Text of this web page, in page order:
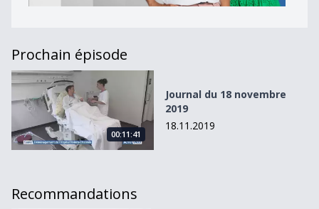
Prochain épisode
Journal du 18 novembre 2019
00:11:41
Journal du 18 novembre
2019
18.11.2019
Recommandations